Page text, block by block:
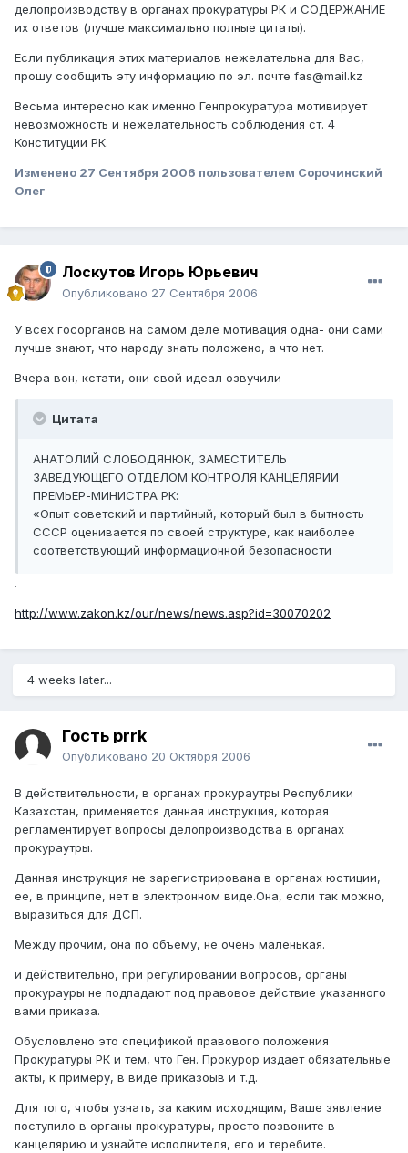
делопроизводству в органах прокуратуры РК и СОДЕРЖАНИЕ
их ответов (лучше максимально полные цитаты).
Если публикация этих материалов нежелательна для Вас,
прошу сообщить эту информацию по эл. почте fas@mail.kz
Весьма интересно как именно Генпрокуратура мотивирует
невозможность и нежелательность соблюдения ст. 4
Конституции РК.
Изменено 27 Сентября 2006 пользователем Сорочинский
Олег
Лоскутов Игорь Юрьевич
Опубликовано 27 Сентября 2006
У всех госорганов на самом деле мотивация одна- они сами
лучше знают, что народу знать положено, а что нет.
Вчера вон, кстати, они свой идеал озвучили -
Цитата
АНАТОЛИЙ СЛОБОДЯНЮК, ЗАМЕСТИТЕЛЬ
ЗАВЕДУЮЩЕГО ОТДЕЛОМ КОНТРОЛЯ КАНЦЕЛЯРИИ
ПРЕМЬЕР-МИНИСТРА РК:
«Опыт советский и партийный, который был в бытность
СССР оценивается по своей структуре, как наиболее
соответствующий информационной безопасности
.
http://www.zakon.kz/our/news/news.asp?id=30070202
4 weeks later...
Гость prrk
Опубликовано 20 Октября 2006
В действительности, в органах прокураутры Республики
Казахстан, применяется данная инструкция, которая
регламентирует вопросы делопроизводства в органах
прокураутры.
Данная инструкция не зарегистрирована в органах юстиции,
ее, в принципе, нет в электронном виде.Она, если так можно,
выразиться для ДСП.
Между прочим, она по объему, не очень маленькая.
и действительно, при регулировании вопросов, органы
прокурауры не подпадают под правовое действие указанного
вами приказа.
Обусловлено это спецификой правового положения
Прокуратуры РК и тем, что Ген. Прокурор издает обязательные
акты, к примеру, в виде приказоыв и т.д.
Для того, чтобы узнать, за каким исходящим, Ваше зявление
поступило в органы прокуратуры, просто позвоните в
канцелярию и узнайте исполнителя, его и теребите.